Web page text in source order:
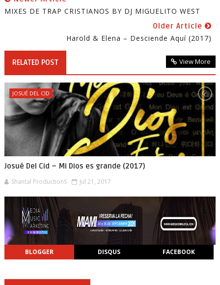
MIXES DE TRAP CRISTIANOS BY DJ MIGUELITO WEST
Older Article
Harold & Elena – Desciende Aquí (2017)
RELATED POST View More
JOSUÉ DEL CID
Josué Del Cid – Mi Dios es grande (2017)
Shantal ProductionS Jul 21, 2017
BLOGGER DISQUS FACEBOOK